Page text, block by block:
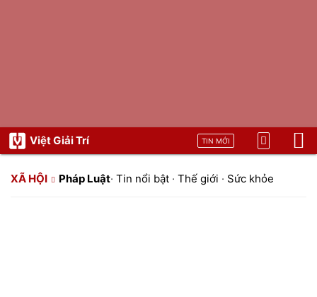
Việt Giải Trí TIN MỚI
XÃ HỘI Pháp Luật· Tin nổi bật · Thế giới · Sức khỏe